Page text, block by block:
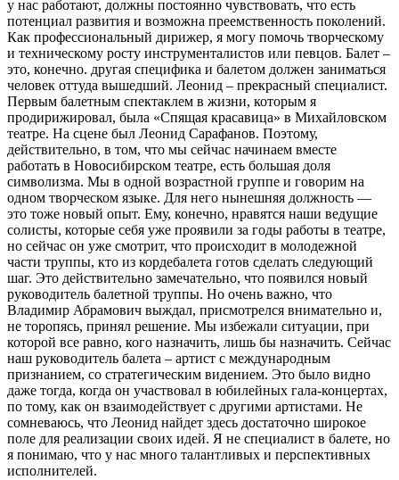
у нас работают, должны постоянно чувствовать, что есть
потенциал развития и возможна преемственность поколений.
Как профессиональный дирижер, я могу помочь творческому
и техническому росту инструменталистов или певцов. Балет –
это, конечно. другая специфика и балетом должен заниматься
человек оттуда вышедший. Леонид – прекрасный специалист.
Первым балетным спектаклем в жизни, которым я
продирижировал, была «Спящая красавица» в Михайловском
театре. На сцене был Леонид Сарафанов. Поэтому,
действительно, в том, что мы сейчас начинаем вместе
работать в Новосибирском театре, есть большая доля
символизма. Мы в одной возрастной группе и говорим на
одном творческом языке. Для него нынешняя должность —
это тоже новый опыт. Ему, конечно, нравятся наши ведущие
солисты, которые себя уже проявили за годы работы в театре,
но сейчас он уже смотрит, что происходит в молодежной
части труппы, кто из кордебалета готов сделать следующий
шаг. Это действительно замечательно, что появился новый
руководитель балетной труппы. Но очень важно, что
Владимир Абрамович выждал, присмотрелся внимательно и,
не торопясь, принял решение. Мы избежали ситуации, при
которой все равно, кого назначить, лишь бы назначить. Сейчас
наш руководитель балета – артист с международным
признанием, со стратегическим видением. Это было видно
даже тогда, когда он участвовал в юбилейных гала-концертах,
по тому, как он взаимодействует с другими артистами. Не
сомневаюсь, что Леонид найдет здесь достаточно широкое
поле для реализации своих идей. Я не специалист в балете, но
я понимаю, что у нас много талантливых и перспективных
исполнителей.